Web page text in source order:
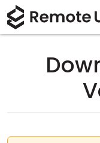
Sikkerhed
Udgivelsesnoter
Produktion og
Uddannelse og
macOS
iOS/Android
Licensassistent
Dokumentation
Presseværelse